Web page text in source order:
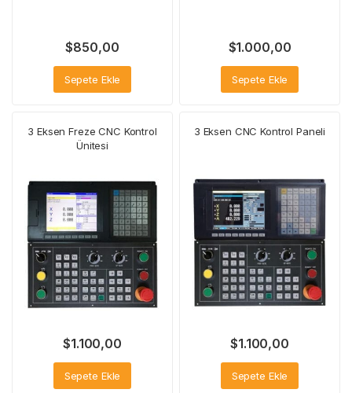
$850,00
Sepete Ekle
$1.000,00
Sepete Ekle
3 Eksen Freze CNC Kontrol
Ünitesi
$1.100,00
Sepete Ekle
3 Eksen CNC Kontrol Paneli
$1.100,00
Sepete Ekle